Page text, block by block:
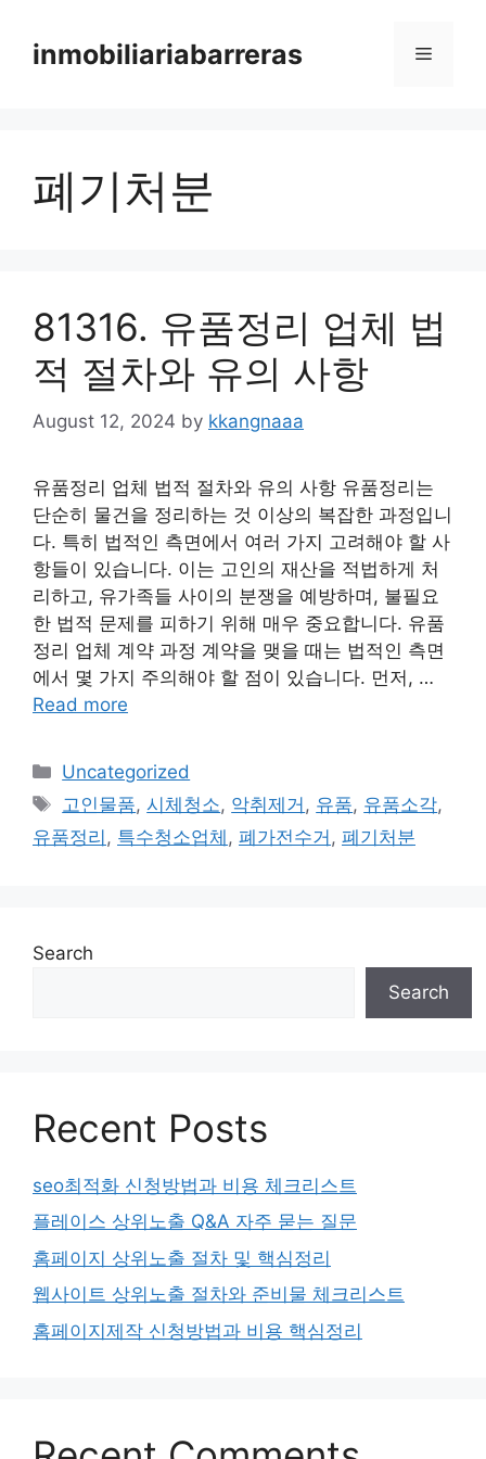
contentinmobiliariabarreras Menu
폐기처분
81316. 유품정리 업체 법
적 절차와 유의 사항
August 12, 2024 by kkangnaaa
유품정리 업체 법적 절차와 유의 사항 유품정리는
단순히 물건을 정리하는 것 이상의 복잡한 과정입니
다. 특히 법적인 측면에서 여러 가지 고려해야 할 사
항들이 있습니다. 이는 고인의 재산을 적법하게 처
리하고, 유가족들 사이의 분쟁을 예방하며, 불필요
한 법적 문제를 피하기 위해 매우 중요합니다. 유품
정리 업체 계약 과정 계약을 맺을 때는 법적인 측면
에서 몇 가지 주의해야 할 점이 있습니다. 먼저, …
Read more
Categories
Uncategorized
Tags
고인물품,시체청소, 악취제거 , 유품, 유품소각,
유품정리 , 특수청소업체 , 폐가전수거 , 폐기처분
Search
Search
Recent Posts
seo최적화 신청방법과 비용 체크리스트
플레이스 상위노출 Q&A 자주 묻는 질문
홈페이지 상위노출 절차 및 핵심정리
웹사이트 상위노출 절차와 준비물 체크리스트
홈페이지제작 신청방법과 비용 핵심정리